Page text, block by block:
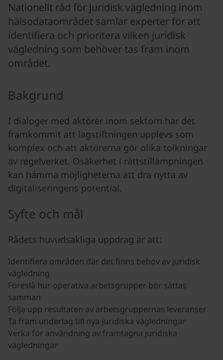
Nationellt råd för juridisk vägledning inom
hälsodataområdet samlar experter för att
identifiera och prioritera vilken juridisk
vägledning som behöver tas fram inom
området.
Bakgrund
I dialoger med aktörer inom sektorn har det
framkommit att lagstiftningen upplevs som
komplex och att aktörerna gör olika tolkningar
av regelverket. Osäkerhet i rättstillämpningen
kan hämma möjligheterna att dra nytta av
digitaliseringens potential.
Syfte och mål
Rådets huvudsakliga uppdrag är att:
Identifiera områden där det finns behov av juridisk
vägledning
Föreslå hur operativa arbetsgrupper bör sättas
samman
Följa upp resultaten av arbetsgruppernas leveranser
Ta fram underlag till nya juridiska vägledningar
Verka för användning av framtagna juridiska
vägledningar